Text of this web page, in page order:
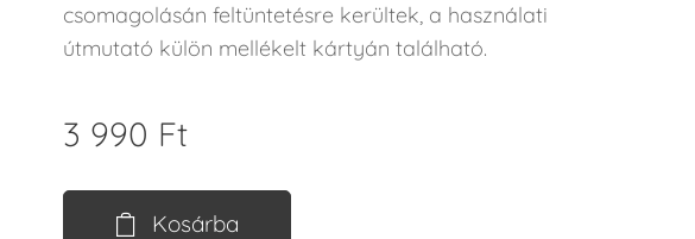
csomagolásán feltüntetésre kerültek, a használati
útmutató külön mellékelt kártyán található.
3 990 Ft
Kosárba